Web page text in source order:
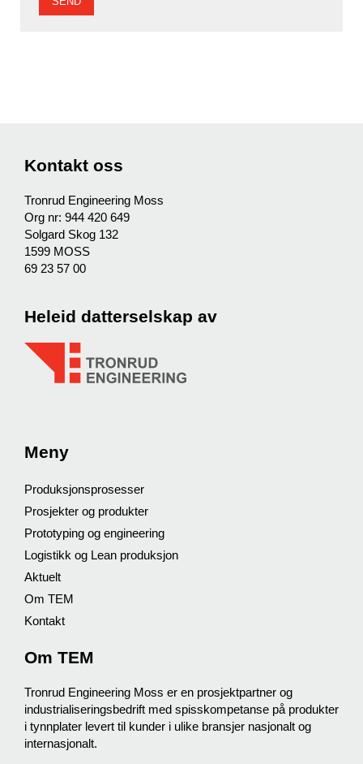
Kontakt oss
Tronrud Engineering Moss
Org nr: 944 420 649
Solgard Skog 132
1599 MOSS
69 23 57 00
Heleid datterselskap av
Meny
Produksjonsprosesser
Prosjekter og produkter
Prototyping og engineering
Logistikk og Lean produksjon
Aktuelt
Om TEM
Kontakt
Om TEM
Tronrud Engineering Moss er en prosjektpartner og
industrialiseringsbedrift med spisskompetanse på produkter
i tynnplater levert til kunder i ulike bransjer nasjonalt og
internasjonalt.